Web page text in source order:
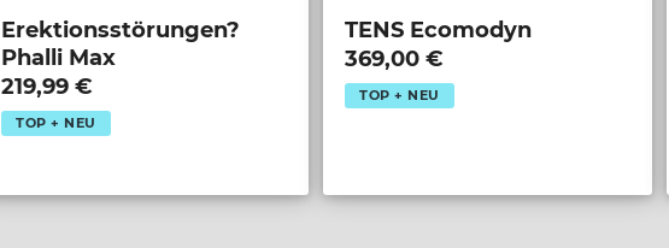
Erektionsstörungen?
Phalli Max
219,99 €
TOP + NEU
TENS Ecomodyn
369,00 €
TOP + NEU